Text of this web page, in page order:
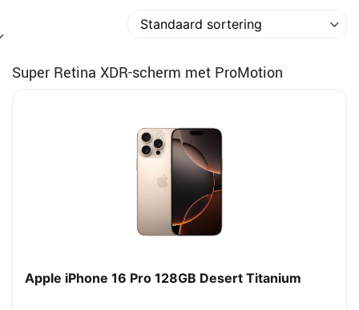
Super Retina XDR-scherm met ProMotion
Apple iPhone 16 Pro 128GB Desert Titanium